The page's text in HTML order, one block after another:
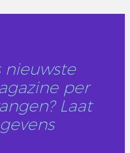
nieuwste
per
Laat